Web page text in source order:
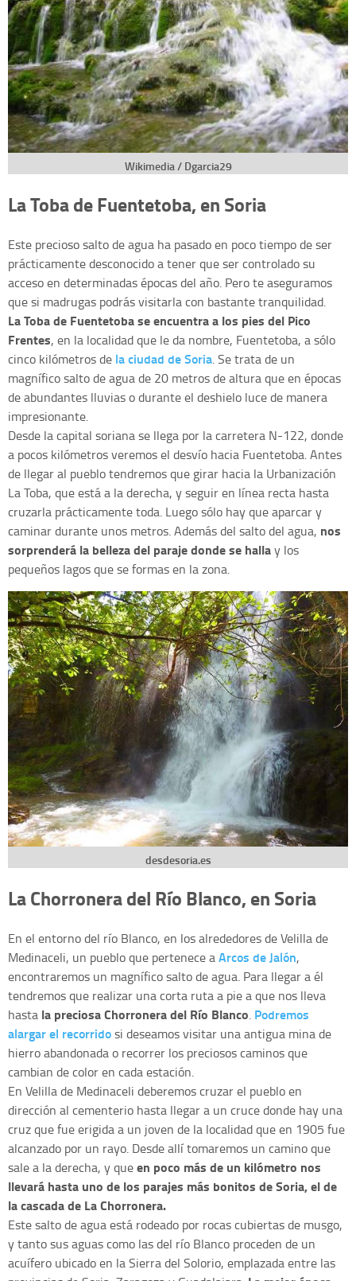
Wikimedia / Dgarcia29
La Toba de Fuentetoba, en Soria
Este precioso salto de agua ha pasado en poco tiempo de ser
prácticamente desconocido a tener que ser controlado su
acceso en determinadas épocas del año. Pero te aseguramos
que si madrugas podrás visitarla con bastante tranquilidad.
La Toba de Fuentetoba se encuentra a los pies del Pico
Frentes, en la localidad que le da nombre, Fuentetoba, a sólo
cinco kilómetros de la ciudad de Soria. Se trata de un
magnífico salto de agua de 20 metros de altura que en épocas
de abundantes lluvias o durante el deshielo luce de manera
impresionante.
Desde la capital soriana se llega por la carretera N-122, donde
a pocos kilómetros veremos el desvío hacia Fuentetoba. Antes
de llegar al pueblo tendremos que girar hacia la Urbanización
La Toba, que está a la derecha, y seguir en línea recta hasta
cruzarla prácticamente toda. Luego sólo hay que aparcar y
caminar durante unos metros. Además del salto del agua, nos
sorprenderá la belleza del paraje donde se hallay los
pequeños lagos que se formas en la zona.
desdesoria.es
La Chorronera del Río Blanco, en Soria
En el entorno del río Blanco, en los alrededores de Velilla de
Medinaceli, un pueblo que pertenece aArcos de Jalón,
encontraremos un magnífico salto de agua. Para llegar a él
tendremos que realizar una corta ruta a pie a que nos lleva
hasta la preciosa Chorronera del Río Blanco. Podremos
alargar el recorridosi deseamos visitar una antigua mina de
hierro abandonada o recorrer los preciosos caminos que
cambian de color en cada estación.
En Velilla de Medinaceli deberemos cruzar el pueblo en
dirección al cementerio hasta llegar a un cruce donde hay una
cruz que fue erigida a un joven de la localidad que en 1905 fue
alcanzado por un rayo. Desde allí tomaremos un camino que
sale a la derecha, y queen poco más de un kilómetro nos
llevará hasta uno de los parajes más bonitos de Soria, el de
la cascada de La Chorronera.
Este salto de agua está rodeado por rocas cubiertas de musgo,
y tanto sus aguas como las del río Blanco proceden de un
acuífero ubicado en la Sierra del Solorio, emplazada entre las